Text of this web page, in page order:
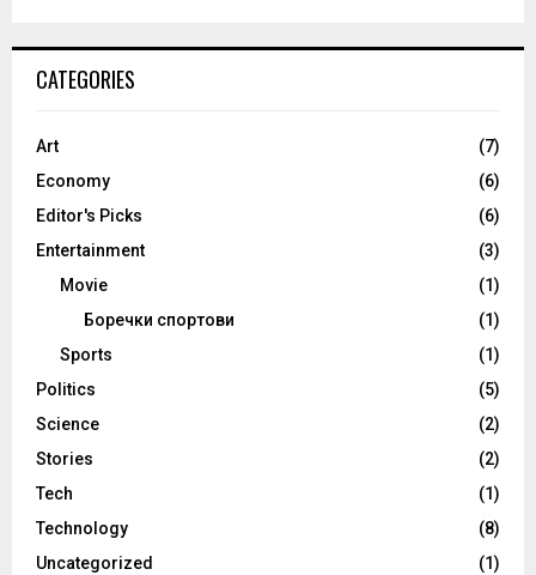
CATEGORIES
Art
(7)
Economy
(6)
Editor's Picks
(6)
Entertainment
(3)
Movie
(1)
Боречки спортови
(1)
Sports
(1)
Politics
(5)
Science
(2)
Stories
(2)
Tech
(1)
Technology
(8)
Uncategorized
(1)